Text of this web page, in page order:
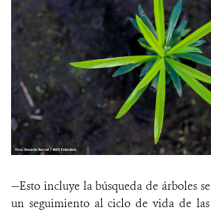
—Esto incluye la búsqueda de árboles
un seguimiento al ciclo de vida de